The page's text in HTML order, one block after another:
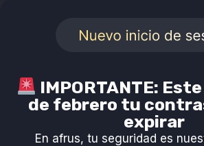
IMPORTANTE:
de febrero tu
expirar
En afrus, tu seguridad es